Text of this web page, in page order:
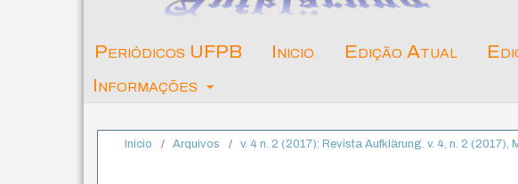
Periódicos UFPB Inicio Edição Atual
Informações
Início / Arquivos / v. 4 n. 2 (2017): Revista Aufklärung. v. 4, n. 2 (2017),